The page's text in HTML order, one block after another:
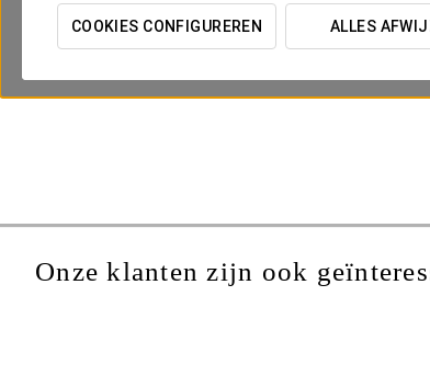
COOKIES CONFIGUREREN ALLES
Onze klanten zijn ook